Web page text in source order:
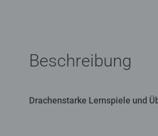
Beschreibung
Drachenstarke Lernspiele und